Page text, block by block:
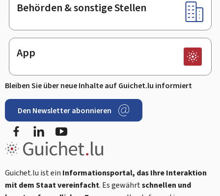
Behörden & sonstige Stellen
App
Bleiben Sie über neue Inhalte auf Guichet.lu informiert
Den Newsletter abonnieren
FacebookLinkedIn
Guichet.lu ist ein Informationsportal, das Ihre Interaktion
mit dem Staat vereinfacht. Es gewährtschnellen und